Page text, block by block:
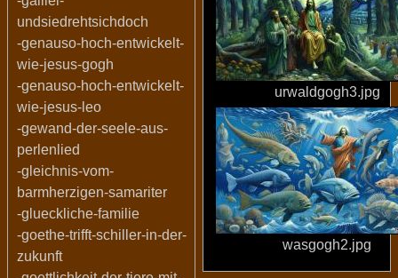
undsiedrehtsichdoch
-genauso-hoch-entwickelt-
wie-jesus-gogh
-genauso-hoch-entwickelt-
wie-jesus-leo
-gewand-der-seele-aus-
perlenlied
-gleichnis-vom-
barmherzigen-samariter
-glueckliche-familie
-goethe-trifft-schiller-in-der-
zukunft
urwaldgogh3.jpg
wasgogh2.jpg